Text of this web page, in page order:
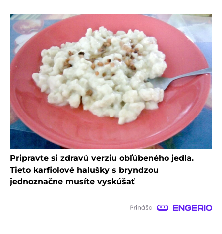
Pripravte si zdravú verziu obľúbeného jedla.
Tieto karfiolové halušky s bryndzou
jednoznačne musíte vyskúšať